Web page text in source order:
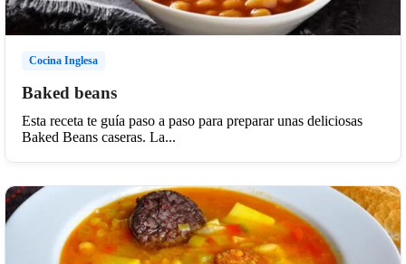
Cocina Inglesa
Baked beans
Esta receta te guía paso a paso para preparar unas deliciosas
Baked Beans caseras. La...